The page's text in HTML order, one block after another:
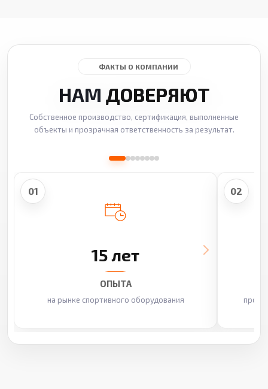
ФАКТЫ О КОМПАНИИ
НАМ ДОВЕРЯЮТ
Собственное производство, сертификация, выполненные
объекты и прозрачная ответственность за результат.
01
15 лет
ОПЫТА
на рынке спортивного оборудования
02